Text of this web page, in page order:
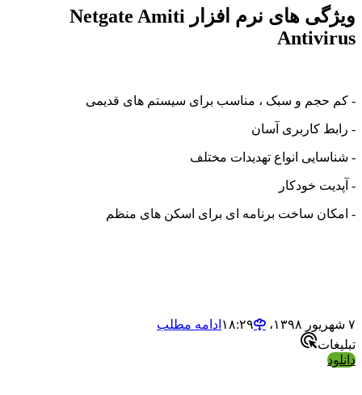
ویژگی های نرم افزار Netgate Amiti
و سبک ، مناسب برای سیستم های قدیمی
کاربری آسان
انواع تهدیدات مختلف
خودکار
ساخت برنامه ای برای اسکن های منظم
ادامه مطلب